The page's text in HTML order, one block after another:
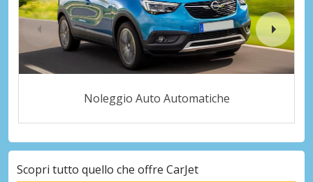
Noleggio Auto Automatiche
Scopri tutto quello che offre CarJet